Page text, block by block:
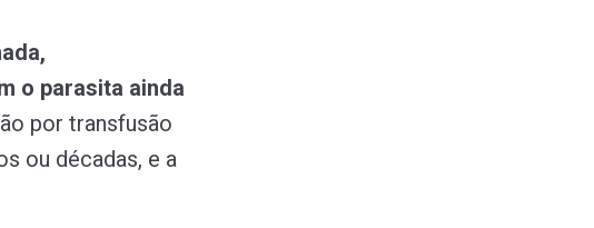
o parasita ainda
por transfusão
ou décadas, e a